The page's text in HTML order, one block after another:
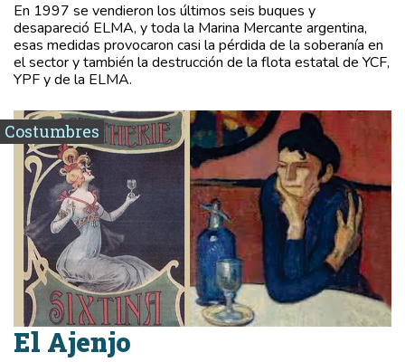
En 1997 se vendieron los últimos seis buques y
desapareció ELMA, y toda la Marina Mercante argentina,
esas medidas provocaron casi la pérdida de la soberanía en
el sector y también la destrucción de la flota estatal de YCF,
YPF y de la ELMA.
Costumbres
El Ajenjo